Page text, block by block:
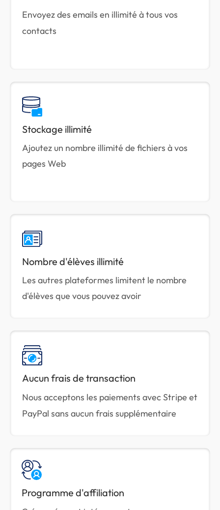
Envoyez des emails en illimité à tous vos
contacts
Stockage illimité
Ajoutez un nombre illimité de fichiers à vos
pages Web
Nombre d'élèves illimité
Les autres plateformes limitent le nombre
d'élèves que vous pouvez avoir
Aucun frais de transaction
Nous acceptons les paiements avec Stripe et
PayPal sans aucun frais supplémentaire
Programme d'affiliation